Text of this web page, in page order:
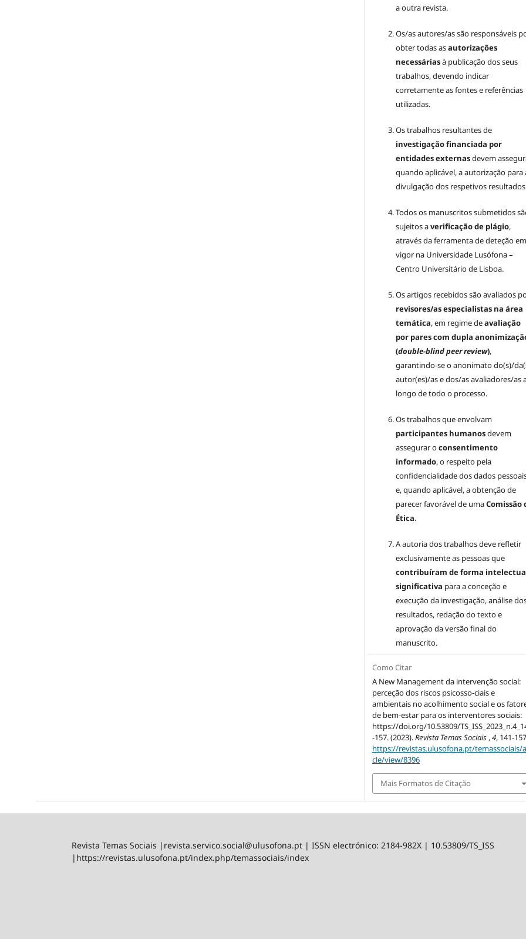
a outra revista.
Os/as autores/as são responsáveis
obter todas asautorizações
necessáriasà publicação dos seus
trabalhos, devendo indicar
corretamente as fontes e referências
utilizadas.
Os trabalhos resultantes de
investigação financiada por
entidades externasdevem
quando aplicável, a autorização para
divulgação dos respetivos
Todos os manuscritos submetidos
sujeitos averificação de plágio,
através da ferramenta de deteção em
vigor na Universidade Lusófona –
Centro Universitário de Lisboa.
Os artigos recebidos são avaliados
revisores/as especialistas na área
temática, em regime deavaliação
por pares com dupla
(double-blind peer review),
garantindo-se o anonimato do(s)/
autor(es)/as e dos/as avaliadores/as
longo de todo o processo.
Os trabalhos que envolvam
participantes humanosdevem
assegurar oconsentimento
informado, o respeito pela
confidencialidade dos dados
e, quando aplicável, a obtenção de
parecer favorável de umaComissão
Ética.
A autoria dos trabalhos deve refletir
exclusivamente as pessoas que
contribuíram de forma
significativa para a conceção e
execução da investigação, análise
resultados, redação do texto e
aprovação da versão final do
manuscrito.
Como Citar
A New Management da intervenção social:
perceção dos riscos psicosso-ciais e
ambientais no acolhimento social e os
de bem-estar para os interventores sociais:
https://doi.org/10.53809/
-157. (2023).Revista Temas Sociais ,4, 141-
https://revistas.ulusofona.pt/temassociais/
cle/view/8396
Mais Formatos de Citação
Revista Temas Sociais |revista.servico.social@ulusofona.pt | ISSN electrónico: 2184-982X | 10.53809/TS_ISS
|https://revistas.ulusofona.pt/index.php/temassociais/index